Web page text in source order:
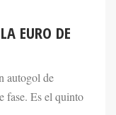
EURO DE
autogol de
fase. Es el quinto